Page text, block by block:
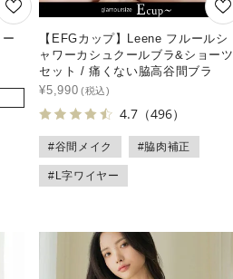
【EFGカップ】Leene フルールシ
ャワーカシュクールブラ&ショーツ
セット / 痛くない脇高谷間ブラ
¥5,990
4.7 （496）
#谷間メイク #脇肉補正
#L字ワイヤー